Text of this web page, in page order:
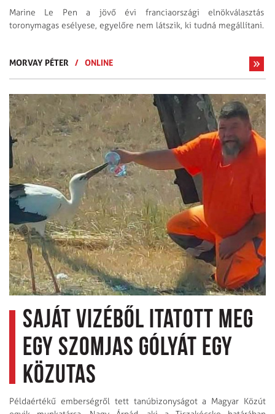
Marine Le Pen a jövő évi franciaországi elnökválasztás
toronymagas esélyese, egyelőre nem látszik, ki tudná megállítani.
MORVAY PÉTER / ONLINE
Saját vizéből itatott meg
egy szomjas gólyát egy
közutas
Példaértékű emberségről tett tanúbizonyságot a Magyar Közút